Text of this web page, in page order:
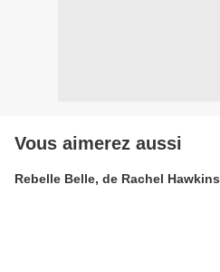
Vous aimerez aussi
Rebelle Belle, de Rachel Hawkins